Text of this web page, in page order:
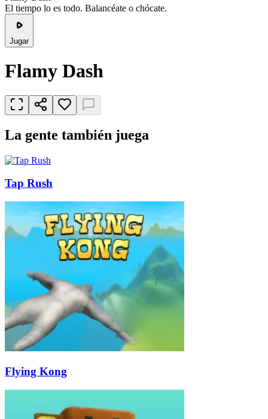
El tiempo lo es todo. Balancéate o chócate.
Jugar
Flamy Dash
La gente también juega
Tap Rush
Flying Kong